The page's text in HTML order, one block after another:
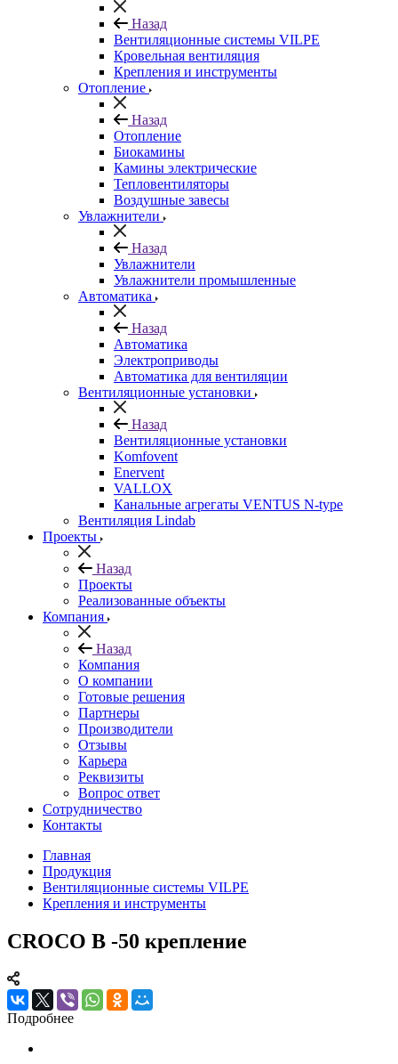
Назад
Вентиляционные системы VILPE
Кровельная вентиляция
Крепления и инструменты
Отопление
Назад
Отопление
Биокамины
Камины электрические
Тепловентиляторы
Воздушные завесы
Увлажнители
Назад
Увлажнители
Увлажнители промышленные
Автоматика
Назад
Автоматика
Электроприводы
Автоматика для вентиляции
Вентиляционные установки
Назад
Вентиляционные установки
Komfovent
Enervent
VALLOX
Канальные агрегаты VENTUS N-type
Вентиляция Lindab
Проекты
Назад
Проекты
Реализованные объекты
Компания
Назад
Компания
О компании
Готовые решения
Партнеры
Производители
Отзывы
Карьера
Реквизиты
Вопрос ответ
Сотрудничество
Контакты
Главная
Продукция
Вентиляционные системы VILPE
Крепления и инструменты
CROCO В -50 крепление
Подробнее